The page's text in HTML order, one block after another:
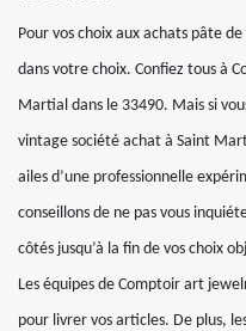
Pour vos choix aux achats pâte
dans votre choix. Confiez tous à
Martial dans le 33490. Mais si
vintage société achat à Saint
ailes d’une professionnelle
conseillons de ne pas vous
côtés jusqu’à la fin de vos choix
Les équipes de Comptoir art
pour livrer vos articles. De plus,